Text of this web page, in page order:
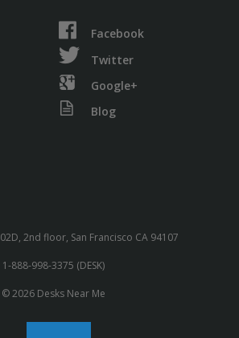
Facebook
Twitter
Google+
Blog
2nd floor, San Francisco CA 94107
1-888-998-3375 (DESK)
© 2026 Desks Near Me